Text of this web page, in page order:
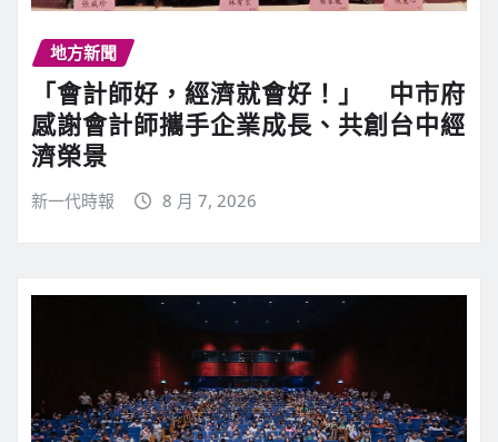
地方新聞
「會計師好，經濟就會好！」 中市府
感謝會計師攜手企業成長、共創台中經
濟榮景
新一代時報 8 月 7, 2026